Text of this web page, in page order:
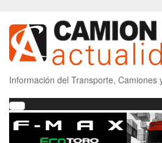
Información del Transporte, Camiones